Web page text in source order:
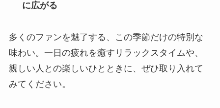
に広がる
多くのファンを魅了する、この季節だけの特別な
味わい。一日の疲れを癒すリラックスタイムや、
親しい人との楽しいひとときに、ぜひ取り入れて
みてください。